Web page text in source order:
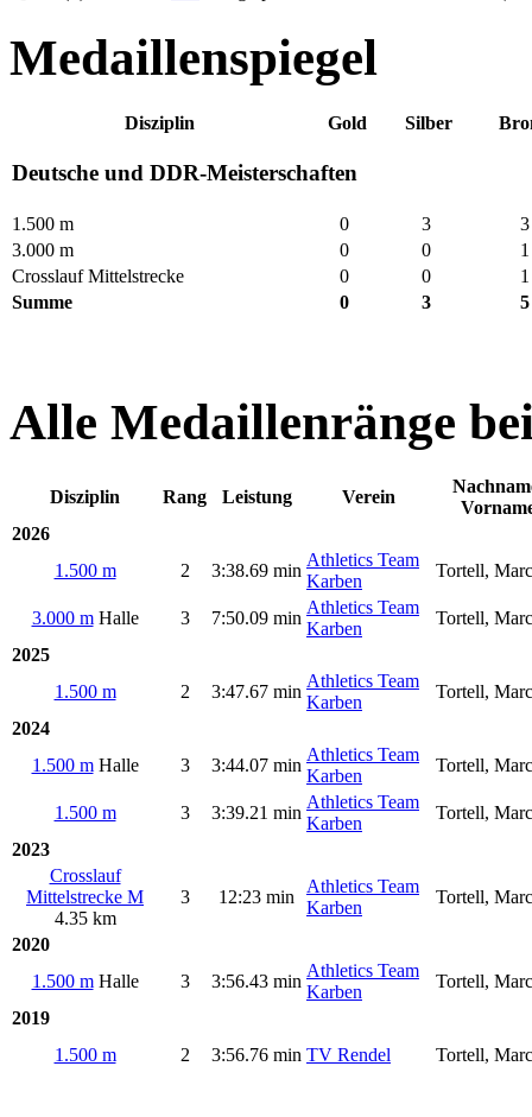
Medaillenspiegel
Disziplin Gold Silber
Deutsche und DDR-Meisterschaften
1.500 m 0 3
3.000 m
0 0
Crosslauf Mittelstrecke
0 0
Summe
0 3
Alle Medaillenränge
Disziplin Rang Leistung Verein
2026
1.500 m
2 3:38.69 min
Athletics Team
Karben
Tortell, Marc
3.000 mHalle 3 7:50.09 min
Athletics Team
Karben
Tortell, Marc
2025
1.500 m
2 3:47.67 min
Athletics Team
Karben
Tortell, Marc
2024
1.500 mHalle 3 3:44.07 min
Athletics Team
Karben
Tortell, Marc
1.500 m 3 3:39.21 min
Athletics Team
Karben
Tortell, Marc
2023
Crosslauf
Mittelstrecke M
4.35 km
3 12:23 min
Athletics Team
Karben
Tortell, Marc
2020
1.500 mHalle 3 3:56.43 min
Athletics Team
Karben
Tortell, Marc
2019
1.500 m
2 3:56.76 min TV Rendel Tortell, Marc